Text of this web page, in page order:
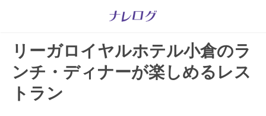
リーガロイヤルホテル小倉のラ
ンチ・ディナーが楽しめるレス
トラン